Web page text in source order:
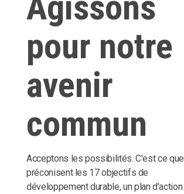
pour notre
avenir
commun
Acceptons les possibilités. C'est ce que
préconisent les 17 objectifs de
développement durable, un plan d'action